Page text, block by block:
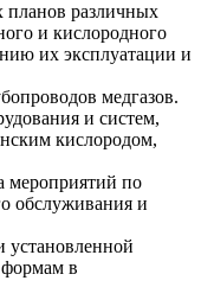
планов различных
и кислородного
их эксплуатации и
медгазов.
и систем,
кислородом,
мероприятий по
обслуживания и
установленной
формам в